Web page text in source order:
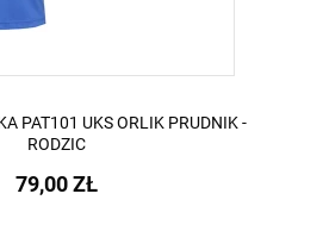
PAT101 UKS ORLIK PRUDNIK -
RODZIC
79,00 ZŁ